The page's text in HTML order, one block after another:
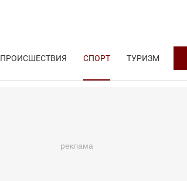
ПРОИСШЕСТВИЯ СПОРТ ТУРИЗМ